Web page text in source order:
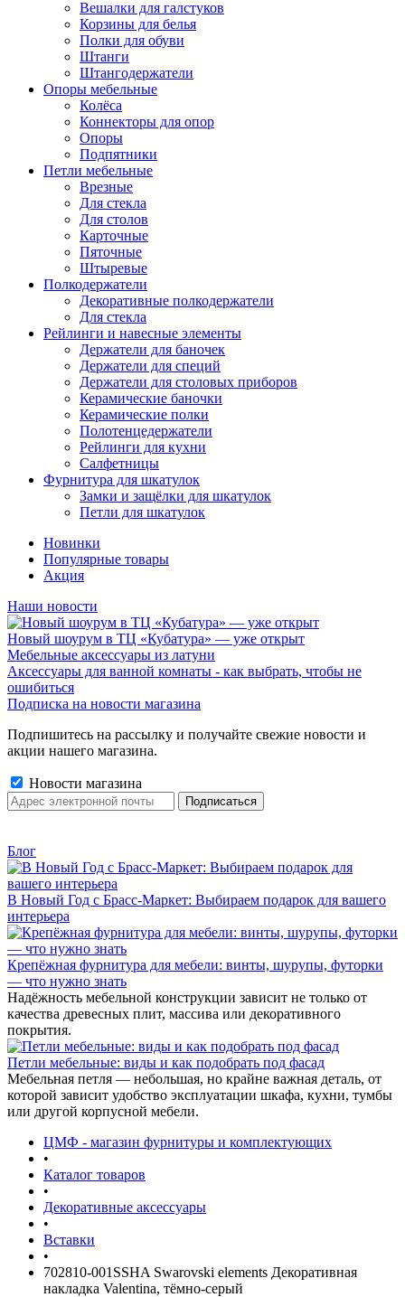
Вешалки для галстуков
Корзины для белья
Полки для обуви
Штанги
Штангодержатели
Опоры мебельные
Колёса
Коннекторы для опор
Опоры
Подпятники
Петли мебельные
Врезные
Для стекла
Для столов
Карточные
Пяточные
Штыревые
Полкодержатели
Декоративные полкодержатели
Для стекла
Рейлинги и навесные элементы
Держатели для баночек
Держатели для специй
Держатели для столовых приборов
Керамические баночки
Керамические полки
Полотенцедержатели
Рейлинги для кухни
Салфетницы
Фурнитура для шкатулок
Замки и защёлки для шкатулок
Петли для шкатулок
Новинки
Популярные товары
Акция
Наши новости
Новый шоурум в ТЦ «Кубатура» — уже открыт
Мебельные аксессуары из латуни
Аксессуары для ванной комнаты - как выбрать, чтобы не
ошибиться
Подписка на новости магазина
Подпишитесь на рассылку и получайте свежие новости и
акции нашего магазина.
Новости магазина
Блог
В Новый Год с Брасс-Маркет: Выбираем подарок для вашего
интерьера
Крепёжная фурнитура для мебели: винты, шурупы, футорки
— что нужно знать
Надёжность мебельной конструкции зависит не только от
качества древесных плит, массива или декоративного
покрытия.
Петли мебельные: виды и как подобрать под фасад
Мебельная петля — небольшая, но крайне важная деталь, от
которой зависит удобство эксплуатации шкафа, кухни, тумбы
или другой корпусной мебели.
ЦМФ - магазин фурнитуры и комплектующих
•
Каталог товаров
•
Декоративные аксессуары
•
Вставки
•
702810-001SSHA Swarovski elements Декоративная
накладка Valentina, тёмно-серый